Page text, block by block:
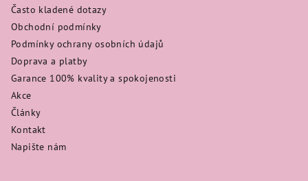
Často kladené dotazy
Obchodní podmínky
Podmínky ochrany osobních údajů
Doprava a platby
Garance 100% kvality a spokojenosti
Akce
Články
Kontakt
Napište nám